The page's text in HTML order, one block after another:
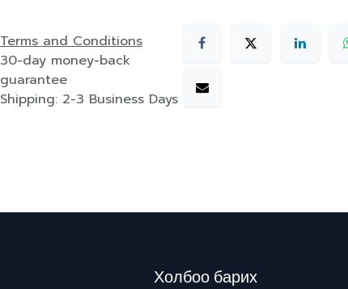
Terms and Conditions
30-day money-back
guarantee
Shipping: 2-3 Business Days
Холбоо барих